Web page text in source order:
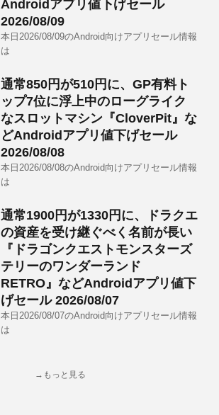
Androidアプリ値下げセール
2026/08/09
本日2026/08/09のAndroid向けアプリセール情報
は
通常850円が510円に、GP有料ト
ップ7位に浮上中のローグライク
なスロットマシン『CloverPit』な
どAndroidアプリ値下げセール
2026/08/08
本日2026/08/08のAndroid向けアプリセール情報
は
通常1900円が1330円に、ドラクエ
の資産を受け継ぐべく名前が長い
『ドラゴンクエストモンスターズ
テリーのワンダーランド
RETRO』などAndroidアプリ値下
げセール 2026/08/07
本日2026/08/07のAndroid向けアプリセール情報
は
→もっと見る